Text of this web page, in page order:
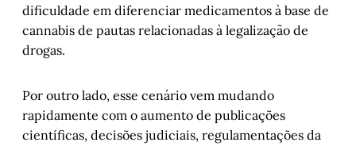
dificuldade em diferenciar medicamentos à base de
cannabis de pautas relacionadas à legalização de
drogas.
Por outro lado, esse cenário vem mudando
rapidamente com o aumento de publicações
científicas, decisões judiciais, regulamentações da